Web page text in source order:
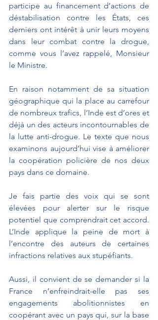
participe au financement d’actions de
déstabilisation contre les États, ces
derniers ont intérêt à unir leurs moyens
dans leur combat contre la drogue,
comme vous l’avez rappelé, Monsieur
le Ministre.
En raison notamment de sa situation
géographique qui la place au carrefour
de nombreux trafics, l’Inde est d’ores et
déjà un des acteurs incontournables de
la lutte anti-drogue. Le texte que nous
examinons aujourd’hui vise à améliorer
la coopération policière de nos deux
pays dans ce domaine.
Je fais partie des voix qui se sont
élevées pour alerter sur le risque
potentiel que comprendrait cet accord.
L’Inde applique la peine de mort à
l’encontre des auteurs de certaines
infractions relatives aux stupéfiants.
Aussi, il convient de se demander si la
France n’enfreindrait-elle pas ses
engagements abolitionnistes en
coopérant avec un pays qui, sur la base